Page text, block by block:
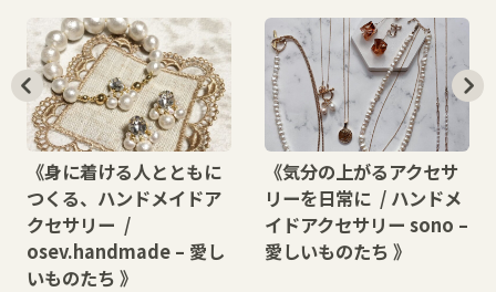
《身に着ける人とともに
つくる、ハンドメイドア
クセサリー /
osev.handmade – 愛し
いものたち 》
《気分の上がるアクセサ
リーを日常に / ハンドメ
イドアクセサリー sono –
愛しいものたち 》